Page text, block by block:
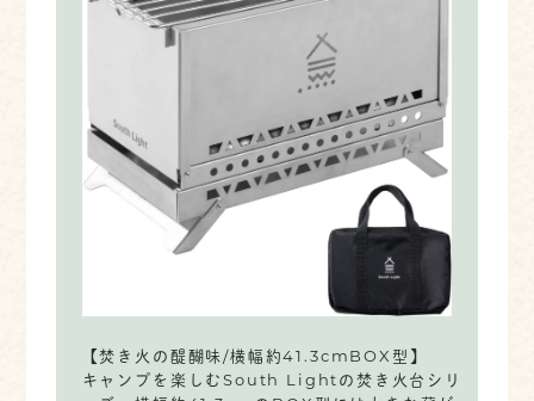
【焚き火の醍醐味/横幅約41.3cmBOX型】
キャンプを楽しむSouth Lightの焚き火台シリ